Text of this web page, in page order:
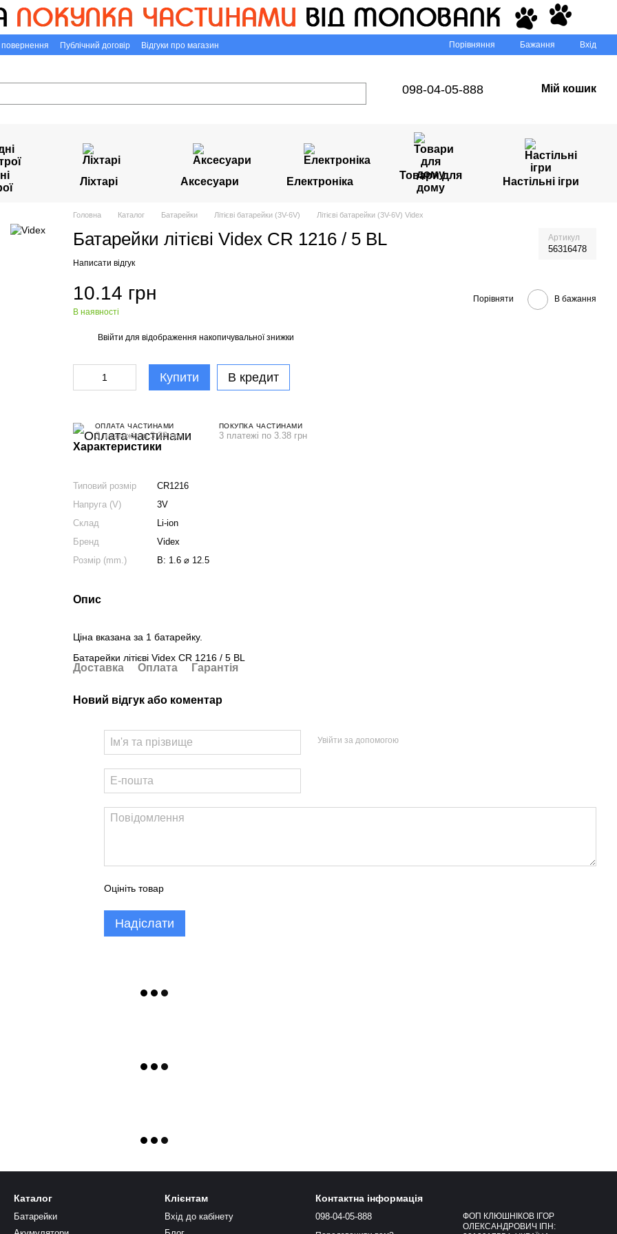
Публічний договір Відгуки про магазин Порівняння Бажання Вхід
098-04-05-888 Мій кошик
Ліхтарі Аксесуари Електроніка
Товари для
дому
Настільні ігри
Головна Каталог Батарейки Літієві батарейки (3V-6V) Літієві батарейки (3V-6V) Videx
Батарейки літієві Videx CR 1216 / 5 BL Артикул
56316478
Написати відгук
10.14 грн
В наявності
Порівняти В бажання
Ввійти для відображення накопичувальної знижки
Купити В кредит
ОПЛАТА ЧАСТИНАМИ
3 платежі по 3.38 грн
ПОКУПКА ЧАСТИНАМИ
3 платежі по 3.38 грн
Характеристики
Типовий розмір
CR1216
Напруга (V)
3V
Склад
Li-ion
Бренд
Videx
Розмір (mm.)
В: 1.6 ⌀ 12.5
Опис
Ціна вказана за 1 батарейку.
Батарейки літієві Videx CR 1216 / 5 BL
Доставка Оплата Гарантія
Новий відгук або коментар
Увійти за допомогою
Оцініть товар
Надіслати
Каталог
Батарейки
Клієнтам
Вхід до кабінету
Контактна інформація
098-04-05-888
ФОП КЛЮШНІКОВ ІГОР
ОЛЕКСАНДРОВИЧ ІПН: